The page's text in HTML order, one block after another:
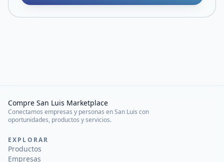
Compre San Luis Marketplace
Conectamos empresas y personas en San Luis con
oportunidades, productos y servicios.
EXPLORAR
Productos
Empresas